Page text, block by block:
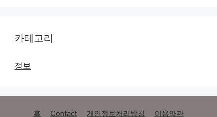
카테고리
정보
홈 Contact 개인정보처리방침 이용약관